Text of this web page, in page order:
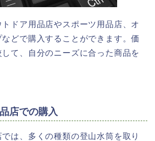
ドア用品店やスポーツ用品店、オ
どで購入することができます。価
て、自分のニーズに合った商品を
店での購入
は、多くの種類の登山水筒を取り